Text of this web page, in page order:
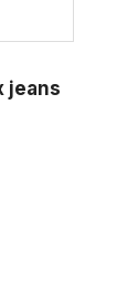
jeans